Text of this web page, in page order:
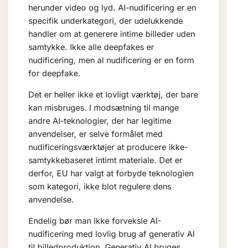
herunder video og lyd. AI-nudificering er en
specifik underkategori, der udelukkende
handler om at generere intime billeder uden
samtykke. Ikke alle deepfakes er
nudificering, men al nudificering er en form
for deepfake.
Det er heller ikke et lovligt værktøj, der bare
kan misbruges. I modsætning til mange
andre AI-teknologier, der har legitime
anvendelser, er selve formålet med
nudificeringsværktøjer at producere ikke-
samtykkebaseret intimt materiale. Det er
derfor, EU har valgt at forbyde teknologien
som kategori, ikke blot regulere dens
anvendelse.
Endelig bør man ikke forveksle AI-
nudificering med lovlig brug af generativ AI